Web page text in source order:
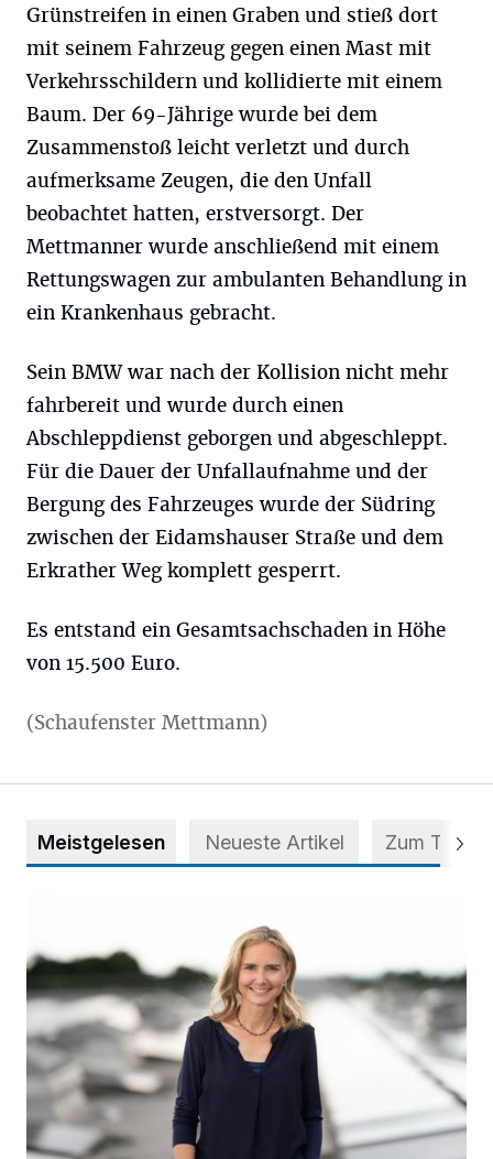
Grünstreifen in einen Graben und stieß dort
mit seinem Fahrzeug gegen einen Mast mit
Verkehrsschildern und kollidierte mit einem
Baum. Der 69-Jährige wurde bei dem
Zusammenstoß leicht verletzt und durch
aufmerksame Zeugen, die den Unfall
beobachtet hatten, erstversorgt. Der
Mettmanner wurde anschließend mit einem
Rettungswagen zur ambulanten Behandlung in
ein Krankenhaus gebracht.
Sein BMW war nach der Kollision nicht mehr
fahrbereit und wurde durch einen
Abschleppdienst geborgen und abgeschleppt.
Für die Dauer der Unfallaufnahme und der
Bergung des Fahrzeuges wurde der Südring
zwischen der Eidamshauser Straße und dem
Erkrather Weg komplett gesperrt.
Es entstand ein Gesamtsachschaden in Höhe
von 15.500 Euro.
(Schaufenster Mettmann)
Meistgelesen Neueste Artikel Zum Thema